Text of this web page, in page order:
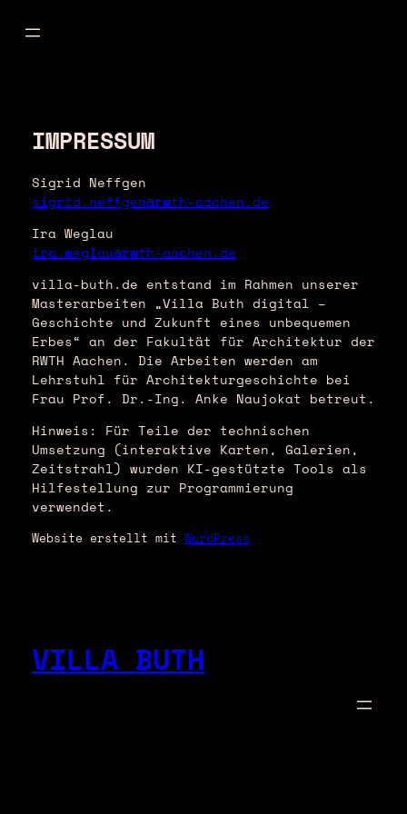
Inhalt
IMPRESSUM
Sigrid Neffgen
sigrid.neffgen@rwth-aachen.de
Ira Weglau
ira.weglau@rwth-aachen.de
villa-buth.de entstand im Rahmen unserer
Masterarbeiten „Villa Buth digital –
Geschichte und Zukunft eines unbequemen
Erbes“ an der Fakultät für Architektur der
RWTH Aachen. Die Arbeiten werden am
Lehrstuhl für Architekturgeschichte bei
Frau Prof. Dr.-Ing. Anke Naujokat betreut.
Hinweis: Für Teile der technischen
Umsetzung (interaktive Karten, Galerien,
Zeitstrahl) wurden KI-gestützte Tools als
Hilfestellung zur Programmierung
verwendet.
Website erstellt mit WordPress
VILLA BUTH